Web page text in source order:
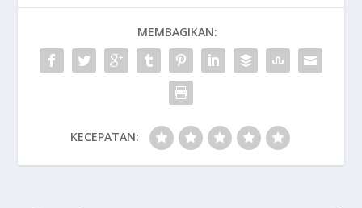
MEMBAGIKAN:
KECEPATAN: